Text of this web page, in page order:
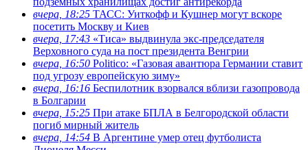
вчера, 18:25 ТАСС: Уиткофф и Кушнер могут вскоре
посетить Москву и Киев
вчера, 17:43 «Тиса» выдвинула экс-председателя
Верховного суда на пост президента Венгрии
вчера, 16:50 Politico: «Газовая авантюра Германии ставит
под угрозу европейскую зиму»
вчера, 16:16 Беспилотник взорвался вблизи газопровода
в Болгарии
вчера, 15:25 При атаке БПЛА в Белгородской области
погиб мирный житель
вчера, 14:54 В Аргентине умер отец футболиста